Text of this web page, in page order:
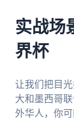
实战场
界杯
让我们把目
大和墨西哥
外华人，你